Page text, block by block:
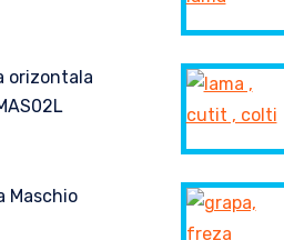
orizontala
Maschio